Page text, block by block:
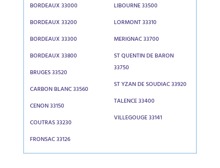
BORDEAUX 33000
BORDEAUX 33200
BORDEAUX 33300
BORDEAUX 33800
BRUGES 33520
CARBON BLANC 33560
CENON 33150
COUTRAS 33230
FRONSAC 33126
LIBOURNE 33500
LORMONT 33310
MERIGNAC 33700
ST QUENTIN DE BARON
33750
ST YZAN DE SOUDIAC 33920
TALENCE 33400
VILLEGOUGE 33141